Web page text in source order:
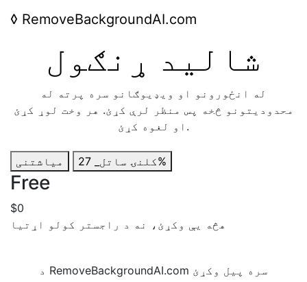
◊ RemoveBackgroundAI.com
شاليد ړنګول
له انځورونو او ویډیوګانو سره پرته له
محدودیتونو څخه پس منظر لرې کړئ. هر وخت لوړ کړئ
او لغوه کړئ.
میاشتنی کلنۍساتل_ 27%
Free
$0
هڅه يې وکړئ، نه د راجستر کولو اړتيا
د RemoveBackgroundAI.com سره پیل وکړئ